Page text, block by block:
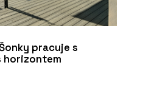
pracuje s
horizontem